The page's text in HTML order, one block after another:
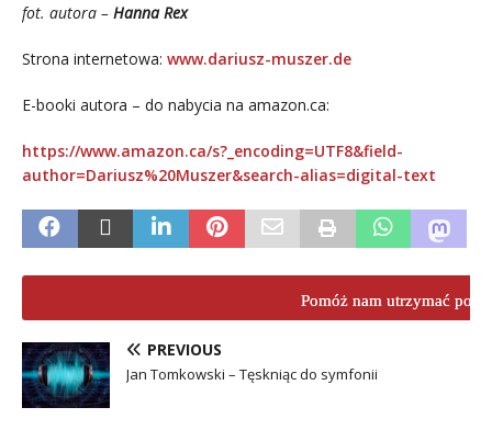
fot. autora – Hanna Rex
Strona internetowa: www.dariusz-muszer.de
E-booki autora – do nabycia na amazon.ca:
https://www.amazon.ca/s?_encoding=UTF8&field-
author=Dariusz%20Muszer&search-alias=digital-text
Pomóż nam utrzymać
PREVIOUS
Jan Tomkowski – Tęskniąc do symfonii